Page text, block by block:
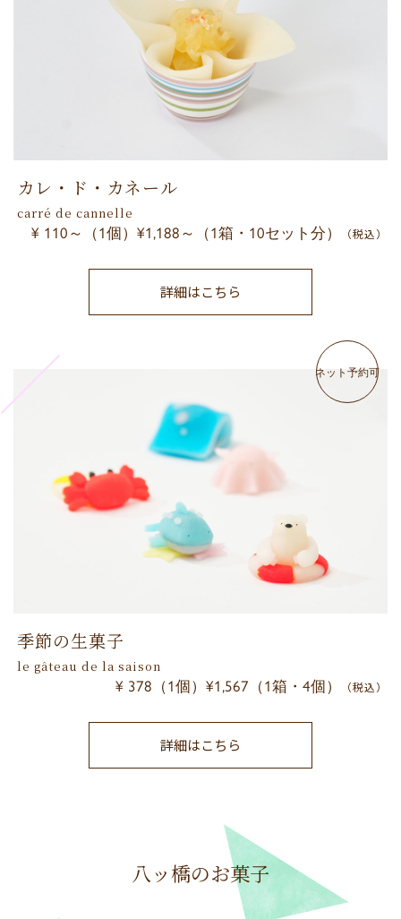
カレ・ド・カネール
carré de cannelle
¥ 110～（1個）¥1,188～（1箱・10セット分） （税込）
詳細はこちら
季節の生菓子
le gâteau de la saison
¥ 378（1個）¥1,567（1箱・4個） （税込）
ネット予約可
詳細はこちら
八ッ橋のお菓子